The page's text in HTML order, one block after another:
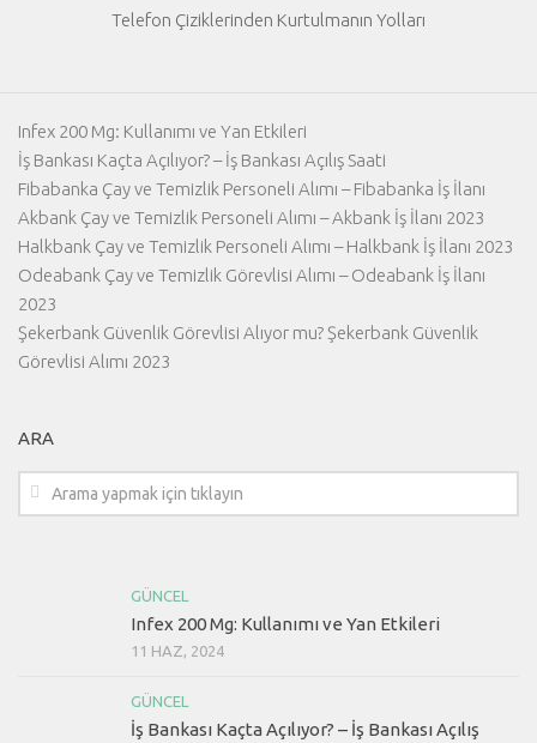
Telefon Çiziklerinden Kurtulmanın Yolları
Infex 200 Mg: Kullanımı ve Yan Etkileri
İş Bankası Kaçta Açılıyor? – İş Bankası Açılış Saati
Fibabanka Çay ve Temizlik Personeli Alımı – Fibabanka İş İlanı
Akbank Çay ve Temizlik Personeli Alımı – Akbank İş İlanı 2023
Halkbank Çay ve Temizlik Personeli Alımı – Halkbank İş İlanı 2023
Odeabank Çay ve Temizlik Görevlisi Alımı – Odeabank İş İlanı
2023
Şekerbank Güvenlik Görevlisi Alıyor mu? Şekerbank Güvenlik
Görevlisi Alımı 2023
ARA
GÜNCEL
Infex 200 Mg: Kullanımı ve Yan Etkileri
11 HAZ, 2024
GÜNCEL
İş Bankası Kaçta Açılıyor? – İş Bankası Açılış